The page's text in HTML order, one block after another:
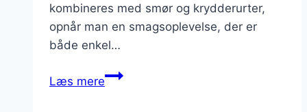
kombineres med smør og krydderurter,
opnår man en smagsoplevelse, der er
både enkel…
Læs mereBagekartofler